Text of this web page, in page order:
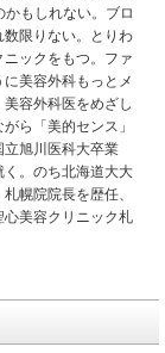
もしれない。ブロ
限りない。とりわ
ックをもつ。ファ
美容外科もっとメ
容外科医をめざし
ら「美的センス」
旭川医科大卒業
。のち北海道大大
幌院院長を歴任、
心美容クリニック札